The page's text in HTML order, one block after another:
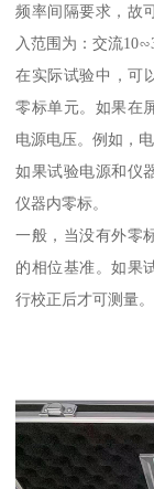
频率间隔要求，故
入范围为：交流
在实际试验中，可
零标单元。如果在
电源电压。例如，
如果试验电源和仪
仪器内零标。
一般，当没有外零
的相位基准。如果
行校正后才可测量。